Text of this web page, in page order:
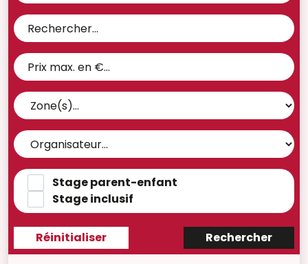
Stage parent-enfant
Stage inclusif